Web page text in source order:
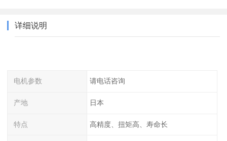
详细说明
电机参数 请电话咨询
产地 日本
特点 高精度、扭矩高、寿命长